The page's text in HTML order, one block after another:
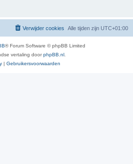
Alle tijden zijn UTC+01:00
Verwijder cookies
® Forum Software © phpBB Limited
vertaling doorphpBB.nl
| Gebruikersvoorwaarden